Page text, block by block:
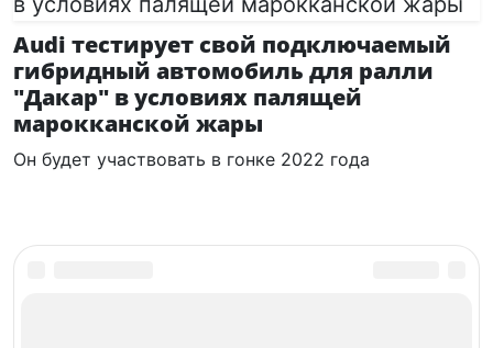
Audi тестирует свой подключаемый
гибридный автомобиль для ралли
"Дакар" в условиях палящей
марокканской жары
Он будет участвовать в гонке 2022 года